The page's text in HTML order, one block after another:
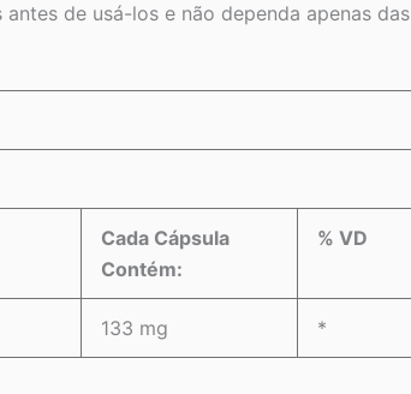
de usá-los e não dependa apenas das
Cada Cápsula
Contém:
% VD
133 mg *